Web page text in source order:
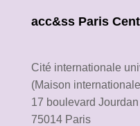
acc&ss Paris
Cité internationale
(Maison
17 boulevard Jourdan
75014 Paris